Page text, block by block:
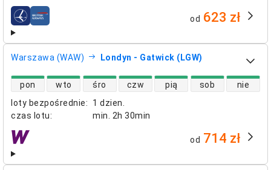
linie lotnicze od 623 zł
Warszawa (WAW) Londyn - Gatwick (LGW)
loty bezpośrednie:
1 dzien.
czas lotu: min. 2h 30min
dostępność lotów bezpośrednich
pon wto śro czw pią sob nie
linie lotnicze od 714 zł